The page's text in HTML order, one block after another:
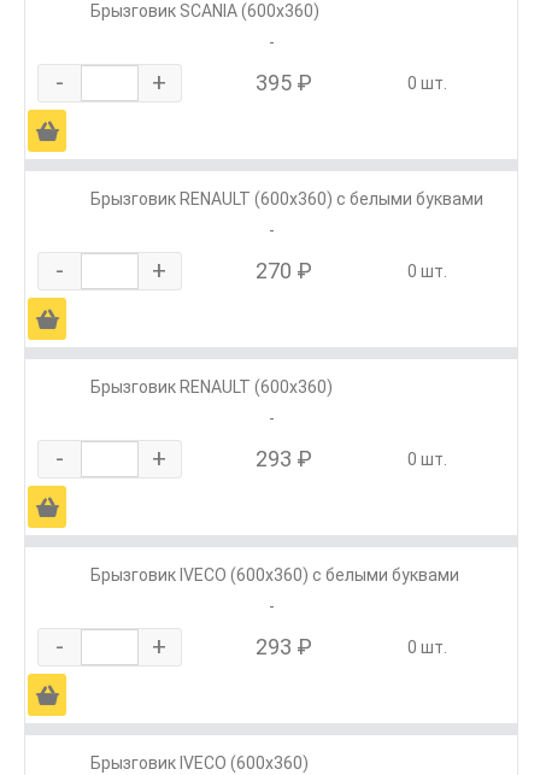
Брызговик SCANIA (600х360)
-
- + 395 ₽ 0 шт.
Ä
Брызговик RENAULT (600х360) с белыми буквами
-
- + 270 ₽ 0 шт.
Ä
Брызговик RENAULT (600х360)
-
- + 293 ₽ 0 шт.
Ä
Брызговик IVECO (600х360) с белыми буквами
-
- + 293 ₽ 0 шт.
Ä
Брызговик IVECO (600х360)